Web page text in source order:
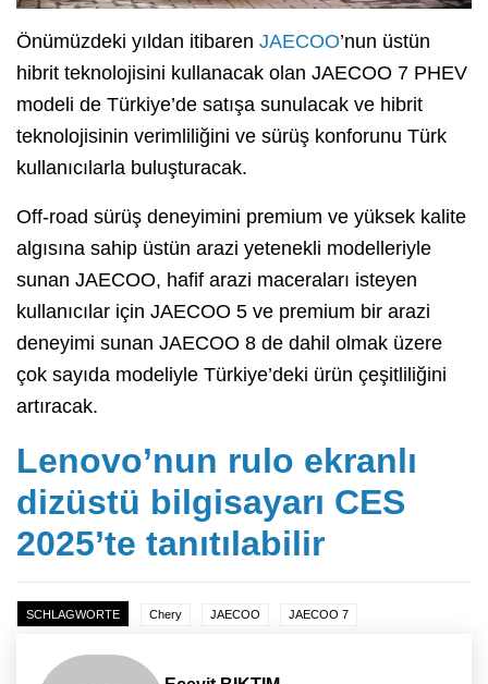
Önümüzdeki yıldan itibaren JAECOO’nun üstün
hibrit teknolojisini kullanacak olan JAECOO 7 PHEV
modeli de Türkiye’de satışa sunulacak ve hibrit
teknolojisinin verimliliğini ve sürüş konforunu Türk
kullanıcılarla buluşturacak.
Off-road sürüş deneyimini premium ve yüksek kalite
algısına sahip üstün arazi yetenekli modelleriyle
sunan JAECOO, hafif arazi maceraları isteyen
kullanıcılar için JAECOO 5 ve premium bir arazi
deneyimi sunan JAECOO 8 de dahil olmak üzere
çok sayıda modeliyle Türkiye’deki ürün çeşitliliğini
artıracak.
Lenovo’nun rulo ekranlı
dizüstü bilgisayarı CES
2025’te tanıtılabilir
SCHLAGWORTE Chery JAECOO JAECOO 7